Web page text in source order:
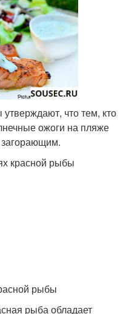
что тем, кто
ожоги на пляже
красной рыбы
рыбы
рыба обладает